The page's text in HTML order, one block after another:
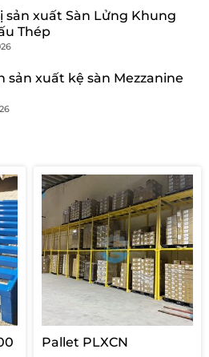
sản xuất Sàn Lửng Khung
Thép
sản xuất kệ sàn Mezzanine
Pallet PLXCN